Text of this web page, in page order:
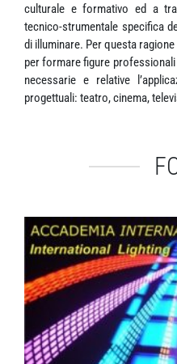
culturale e formativo ed a
tecnico-strumentale specifica
di illuminare. Per questa
per formare figure
necessarie e relative
progettuali: teatro, cinema,